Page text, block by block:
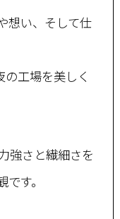
想い、そして仕
工場を美しく
強さと繊細さを
す。